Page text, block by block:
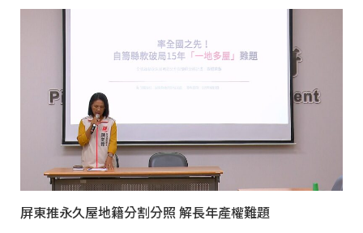
屏東推永久屋地籍分割分照 解長年產權難題